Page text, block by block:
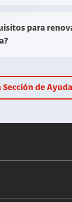
para
Sección de Ayuda